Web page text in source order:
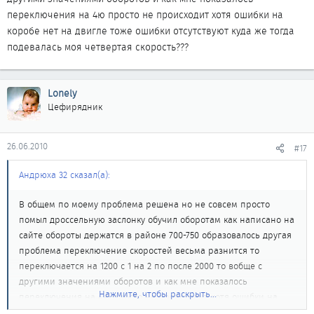
переключения на 4ю просто не происходит хотя ошибки на
коробе нет на двигле тоже ошибки отсутствуют куда же тогда
подевалась моя четвертая скорость???
Lonely
Цефирядник
26.06.2010 #17
Андрюха 32 сказал(а):
В общем по моему проблема решена но не совсем просто
помыл дроссельную заслонку обучил оборотам как написано на
сайте обороты держатся в районе 700-750 образовалось другая
проблема переключение скоростей весьма разнится то
переключается на 1200 с 1 на 2 по после 2000 то вобще с
другими значениями оборотов и как мне показалось
переключения на 4ю просто не происходит хотя ошибки на
Нажмите, чтобы раскрыть...